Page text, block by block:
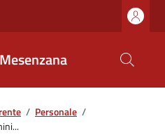
/ Personale /